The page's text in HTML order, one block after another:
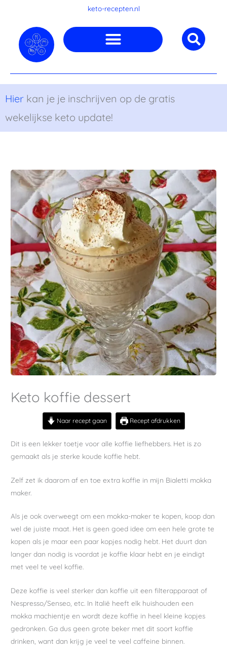
inhoud
keto-recepten.nl
Hier kan je je inschrijven op de gratis
wekelijkse keto update!
Keto koffie dessert
Naar recept gaan Recept afdrukken
Dit is een lekker toetje voor alle koffie liefhebbers. Het is zo
gemaakt als je sterke koude koffie hebt.
Zelf zet ik daarom af en toe extra koffie in mijn Bialetti mokka
maker.
Als je ook overweegt om een mokka-maker te kopen, koop dan
wel de juiste maat. Het is geen goed idee om een hele grote te
kopen als je maar een paar kopjes nodig hebt. Het duurt dan
langer dan nodig is voordat je koffie klaar hebt en je eindigt
met veel te veel koffie.
Deze koffie is veel sterker dan koffie uit een filterapparaat of
Nespresso/Senseo, etc. In Italië heeft elk huishouden een
mokka machientje en wordt deze koffie in heel kleine kopjes
gedronken. Ga dus geen grote beker met dit soort koffie
drinken, want dan krijg je veel te veel caffeine binnen.